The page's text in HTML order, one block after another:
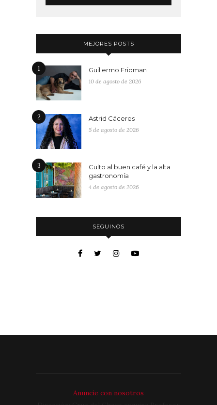
MEJORES POSTS
1 Guillermo Fridman
10 de agosto de 2026
2 Astrid Cáceres
5 de agosto de 2026
3
Culto al buen café y la alta
gastronomía
4 de agosto de 2026
SEGUINOS
Anuncie con nosotros